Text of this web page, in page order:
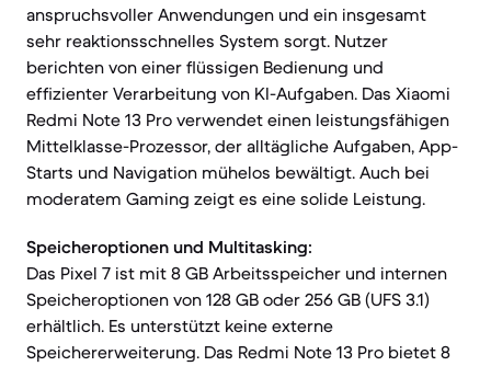
anspruchsvoller Anwendungen und ein insgesamt
sehr reaktionsschnelles System sorgt. Nutzer
berichten von einer flüssigen Bedienung und
effizienter Verarbeitung von KI-Aufgaben. Das Xiaomi
Redmi Note 13 Pro verwendet einen leistungsfähigen
Mittelklasse-Prozessor, der alltägliche Aufgaben, App-
Starts und Navigation mühelos bewältigt. Auch bei
moderatem Gaming zeigt es eine solide Leistung.
Speicheroptionen und Multitasking:
Das Pixel 7 ist mit 8 GB Arbeitsspeicher und internen
Speicheroptionen von 128 GB oder 256 GB (UFS 3.1)
erhältlich. Es unterstützt keine externe
Speichererweiterung. Das Redmi Note 13 Pro bietet 8